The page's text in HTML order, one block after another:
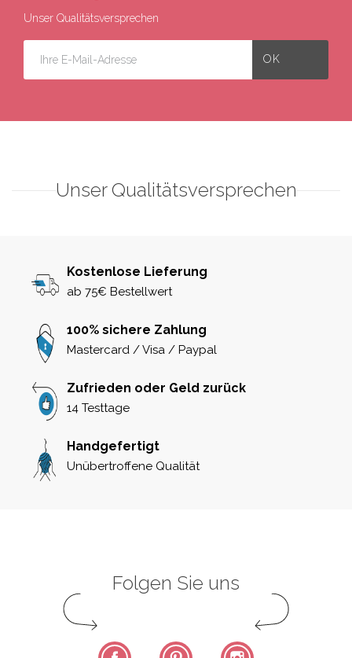
Unser Qualitätsversprechen
Unser Qualitätsversprechen
Kostenlose Lieferung
ab 75€ Bestellwert
100% sichere Zahlung
Mastercard / Visa / Paypal
Zufrieden oder Geld zurück
14 Testtage
Handgefertigt
Unübertroffene Qualität
Folgen Sie uns
Facebook Pinterest